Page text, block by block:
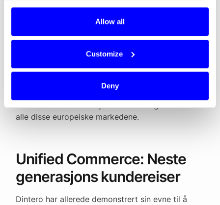
Allow all
Customize
Deny
Selskapet har allerede tillatelse fra norske
EU og EØS. Den nye innløsergodkjenningen er en
avgjørende milepæl som styrker Dinteros
konkurransekraft betydelig, spesielt innen
enterprise-segmentet. Nå kan Dintero også
behandle korttransaksjoner direkte og skalert i
alle disse europeiske markedene.
Unified Commerce: Neste
generasjons kundereiser
Dintero har allerede demonstrert sin evne til å